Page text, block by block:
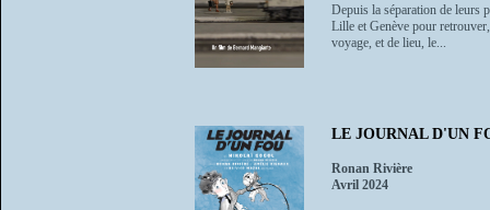
Depuis la séparation de leurs
Lille et Genève pour
voyage, et de lieu, le...
LE JOURNAL D'UN
Ronan Rivière
Avril 2024